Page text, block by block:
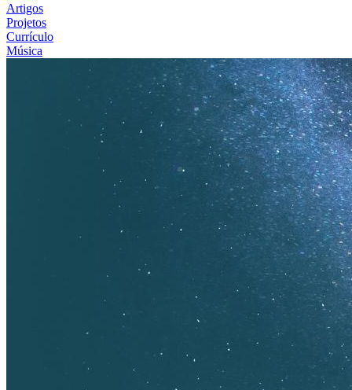
Artigos
Projetos
Currículo
Música